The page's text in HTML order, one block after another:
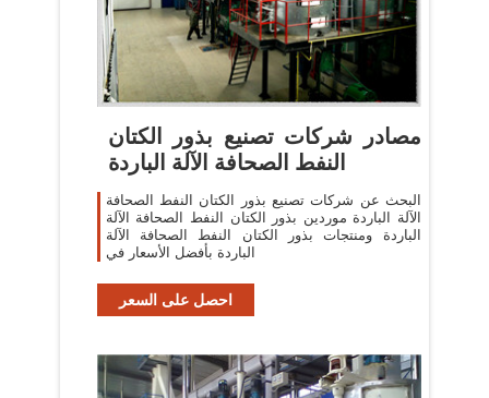
مصادر شركات تصنيع بذور الكتان
النفط الصحافة الآلة الباردة
البحث عن شركات تصنيع بذور الكتان النفط الصحافة
الآلة الباردة موردين بذور الكتان النفط الصحافة الآلة
الباردة ومنتجات بذور الكتان النفط الصحافة الآلة
الباردة بأفضل الأسعار في
احصل على السعر